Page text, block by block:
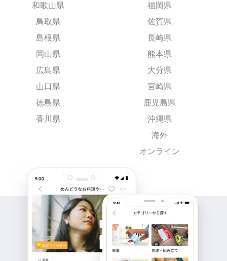
和歌山県
鳥取県
島根県
岡山県
広島県
山口県
徳島県
香川県
福岡県
佐賀県
長崎県
熊本県
大分県
宮崎県
鹿児島県
沖縄県
海外
オンライン